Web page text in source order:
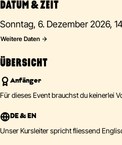
DATUM & ZEIT
Sonntag, 6. Dezember 2026,
Weitere Daten
ÜBERSICHT
Anfänger
Für dieses Event brauchst du keinerlei
DE & EN
Unser Kursleiter spricht fliessend